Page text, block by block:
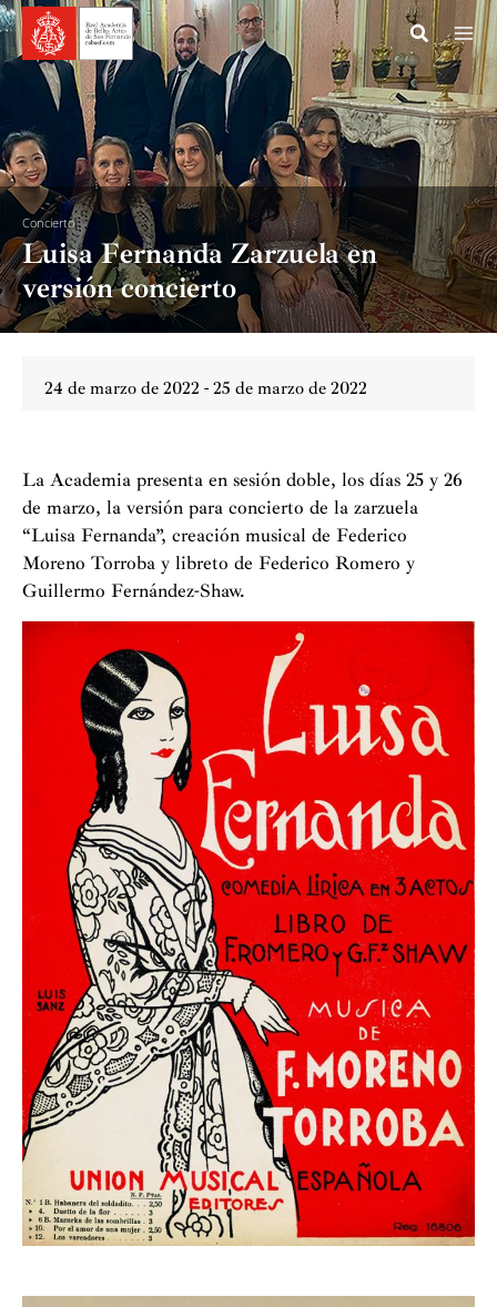
Ir
al
contenido
Concierto
Luisa Fernanda Zarzuela en
versión concierto
24 de marzo de 2022 - 25 de marzo de 2022
La Academia presenta en sesión doble, los días 25 y 26
de marzo, la versión para concierto de la zarzuela
“Luisa Fernanda”, creación musical de Federico
Moreno Torroba y libreto de Federico Romero y
Guillermo Fernández-Shaw.